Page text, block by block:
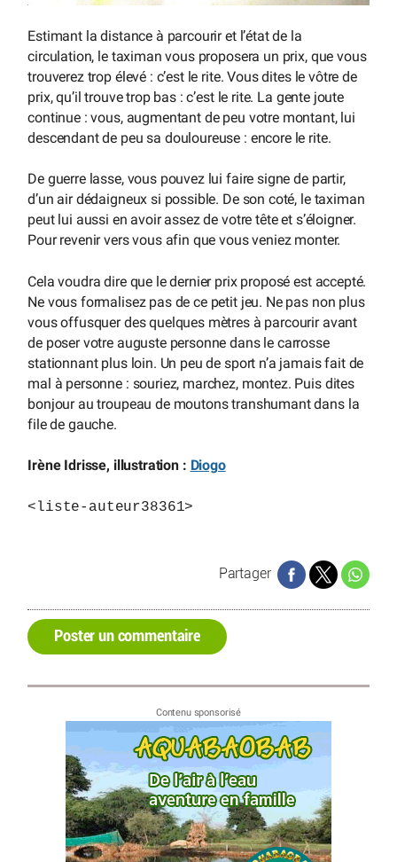
Estimant la distance à parcourir et l’état de la
circulation, le taximan vous proposera un prix, que vous
trouverez trop élevé : c’est le rite. Vous dites le vôtre de
prix, qu’il trouve trop bas : c’est le rite. La gente joute
continue : vous, augmentant de peu votre montant, lui
descendant de peu sa douloureuse : encore le rite.
De guerre lasse, vous pouvez lui faire signe de partir,
d’un air dédaigneux si possible. De son coté, le taximan
peut lui aussi en avoir assez de votre tête et s’éloigner.
Pour revenir vers vous afin que vous veniez monter.
Cela voudra dire que le dernier prix proposé est accepté.
Ne vous formalisez pas de ce petit jeu. Ne pas non plus
vous offusquer des quelques mètres à parcourir avant
de poser votre auguste personne dans le carrosse
stationnant plus loin. Un peu de sport n’a jamais fait de
mal à personne : souriez, marchez, montez. Puis dites
bonjour au troupeau de moutons transhumant dans la
file de gauche.
Irène Idrisse, illustration : Diogo
<liste-auteur38361>
Partager
Poster un commentaire